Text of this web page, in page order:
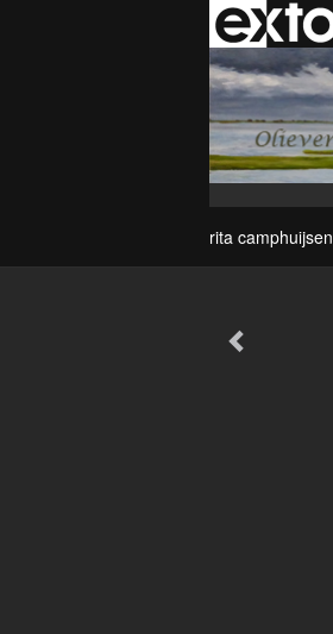
rita camphuijsen